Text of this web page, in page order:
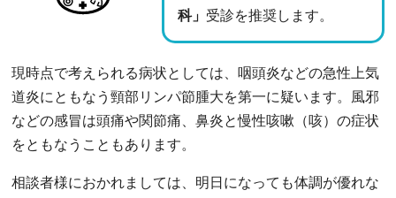
科」 受診を推奨します。
現時点で考えられる病状としては、咽頭炎などの急性上気
道炎にともなう頸部リンパ節腫大を第一に疑います。風邪
などの感冒は頭痛や関節痛、鼻炎と慢性咳嗽（咳）の症状
をともなうこともあります。
相談者様におかれましては、明日になっても体調が優れな